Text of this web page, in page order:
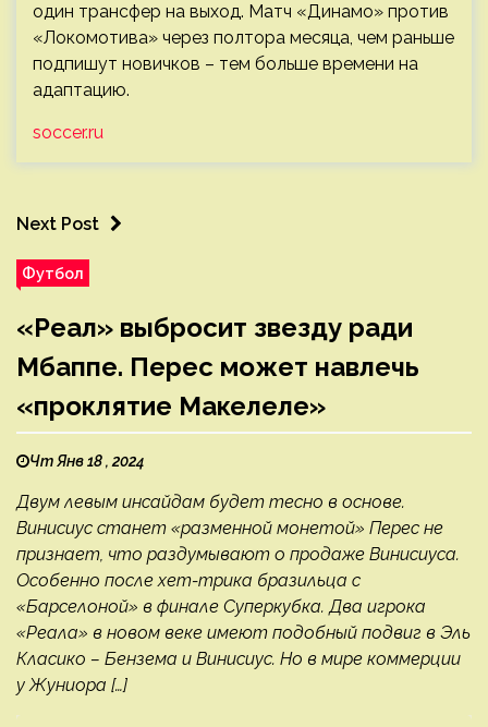
один трансфер на выход. Матч «Динамо» против
«Локомотива» через полтора месяца, чем раньше
подпишут новичков – тем больше времени на
адаптацию.
soccer.ru
Next Post
Футбол
«Реал» выбросит звезду ради
Мбаппе. Перес может навлечь
«проклятие Макелеле»
Чт Янв 18 , 2024
Двум левым инсайдам будет тесно в основе.
Винисиус станет «разменной монетой» Перес не
признает, что раздумывают о продаже Винисиуса.
Особенно после хет-трика бразильца с
«Барселоной» в финале Суперкубка. Два игрока
«Реала» в новом веке имеют подобный подвиг в Эль
Класико – Бензема и Винисиус. Но в мире коммерции
у Жуниора […]